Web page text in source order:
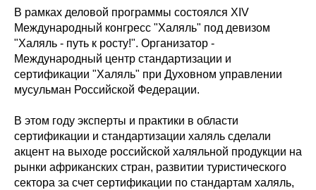
В рамках деловой программы состоялся XIV
Международный конгресс "Халяль" под девизом
"Халяль - путь к росту!". Организатор -
Международный центр стандартизации и
сертификации "Халяль" при Духовном управлении
мусульман Российской Федерации.
В этом году эксперты и практики в области
сертификации и стандартизации халяль сделали
акцент на выходе российской халяльной продукции на
рынки африканских стран, развитии туристического
сектора за счет сертификации по стандартам халяль,